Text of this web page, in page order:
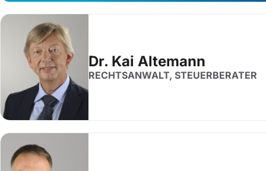
Dr. Kai Altemann
RECHTSANWALT, STEUERBERATER